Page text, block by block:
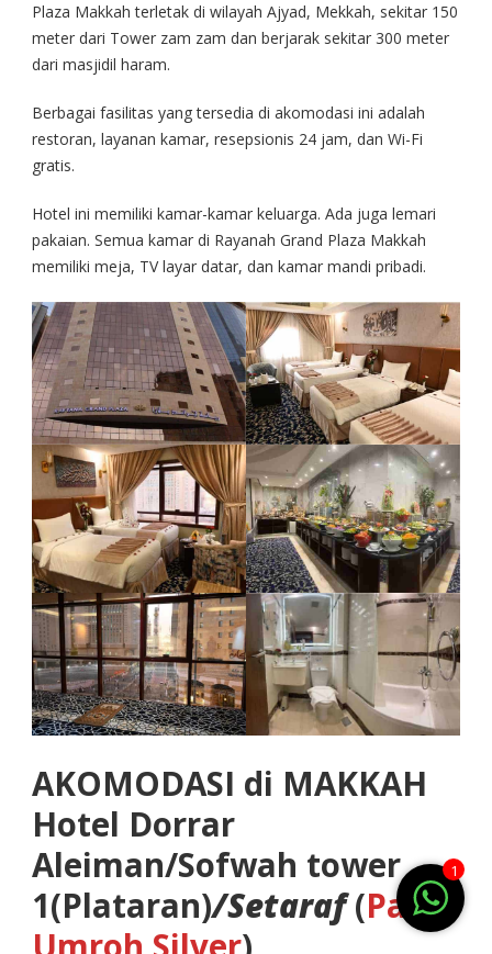
Plaza Makkah terletak di wilayah Ajyad, Mekkah, sekitar 150
meter dari Tower zam zam dan berjarak sekitar 300 meter
dari masjidil haram.
Berbagai fasilitas yang tersedia di akomodasi ini adalah
restoran, layanan kamar, resepsionis 24 jam, dan Wi-Fi
gratis.
Hotel ini memiliki kamar-kamar keluarga. Ada juga lemari
pakaian. Semua kamar di Rayanah Grand Plaza Makkah
memiliki meja, TV layar datar, dan kamar mandi pribadi.
AKOMODASI di MAKKAH
Hotel Dorrar
Aleiman/Sofwah tower
1(Plataran)/Setaraf (Paket
1